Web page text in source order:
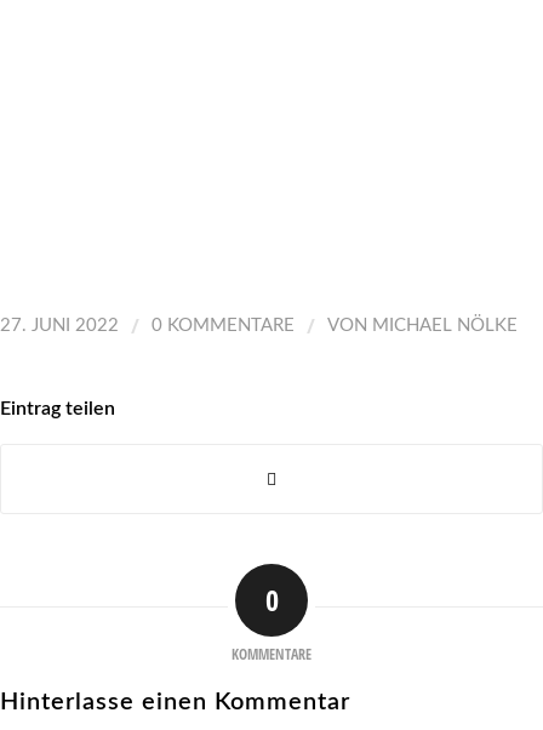
27. JUNI 2022 / 0 KOMMENTARE / VON MICHAEL NÖLKE
Eintrag teilen
0
KOMMENTARE
Hinterlasse einen Kommentar